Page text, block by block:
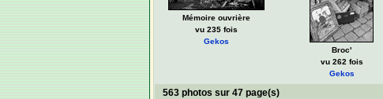
Mémoire ouvrière
vu 235 fois
Gekos
Broc'
vu 262 fois
Gekos
563 photos sur 47 page(s)